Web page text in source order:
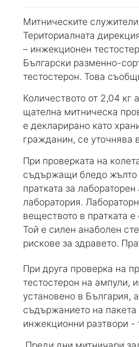
Митническите
Териториалната
– инжекционен
Български разменно-
тестостерон. Това
Количеството от 2,04 кг
щателна митническа
е декларирано като
гражданин, се уточнява
При проверката на
съдържащи бледо жълто
пратката за
лаборатория.
веществото в пратката
Той е силен анаболен
рискове за здравето.
При друга проверка на
тестостерон на ампули,
установено в България,
съдържанието на пакета
инжекционни разтвори -